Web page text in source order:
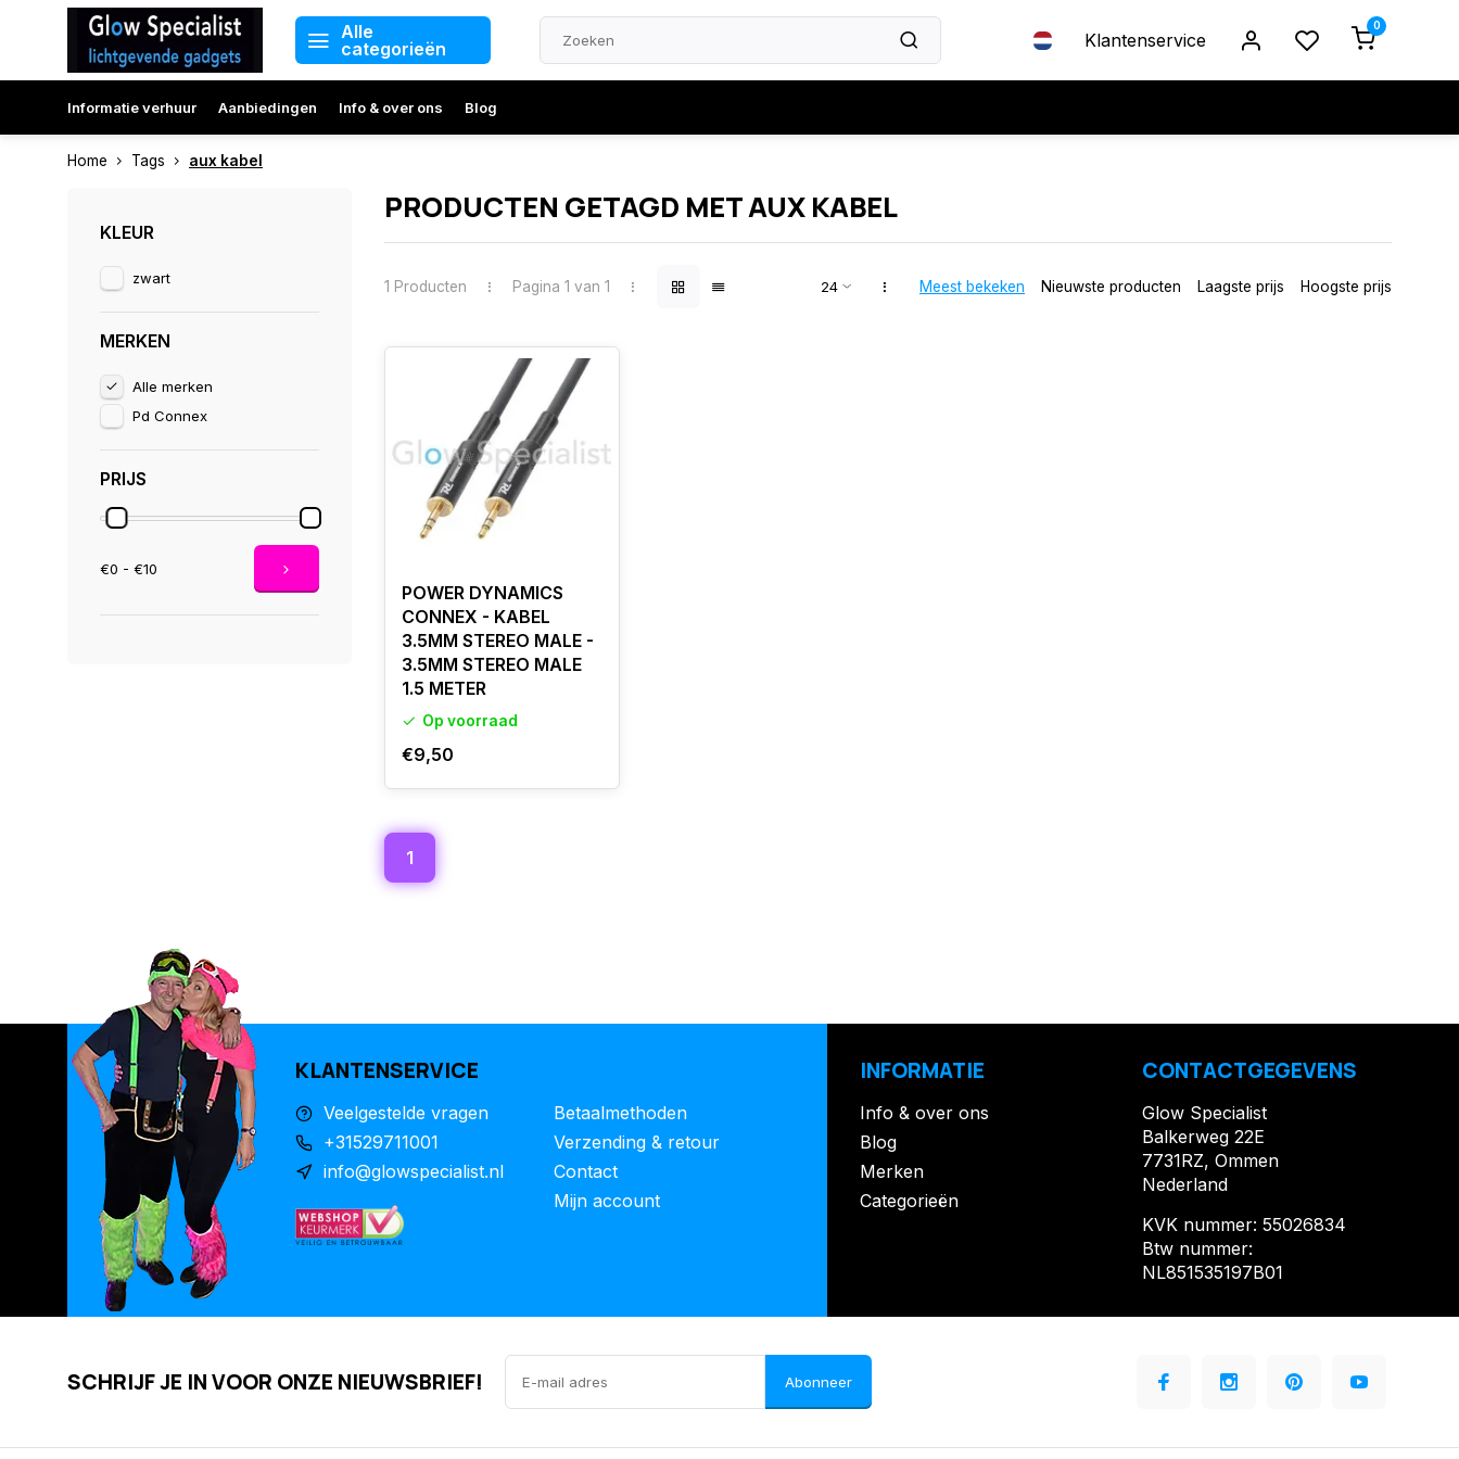
Alle
categorieën
Klantenservice
0
Informatie verhuur Aanbiedingen Info & over ons Blog
Home Tags aux kabel
KLEUR
zwart
MERKEN
Alle merken
Pd Connex
PRIJS
€0 - €10
PRODUCTEN GETAGD MET AUX KABEL
1 Producten Pagina 1 van 1 Meest bekeken Nieuwste producten Laagste prijs Hoogste prijs
POWER DYNAMICS
CONNEX - KABEL
3.5MM STEREO MALE -
3.5MM STEREO MALE
1.5 METER
Op voorraad
€9,50
1
KLANTENSERVICE
Veelgestelde vragen
+31529711001
info@glowspecialist.nl
Betaalmethoden
Verzending & retour
Contact
Mijn account
INFORMATIE
Info & over ons
Blog
Merken
Categorieën
CONTACTGEGEVENS
Glow Specialist
Balkerweg 22E
7731RZ, Ommen
Nederland
KVK nummer: 55026834
Btw nummer:
NL851535197B01
SCHRIJF JE IN VOOR ONZE NIEUWSBRIEF! Abonneer